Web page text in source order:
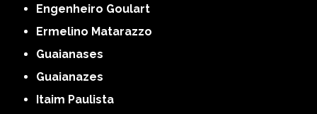
Engenheiro Goulart
Ermelino Matarazzo
Guaianases
Guaianazes
Itaim Paulista